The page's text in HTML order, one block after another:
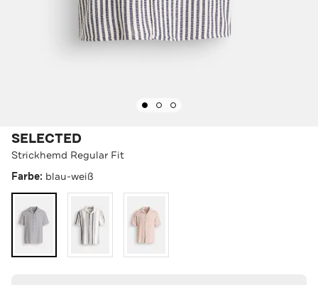
SELECTED
Strickhemd Regular Fit
Farbe: blau-weiß